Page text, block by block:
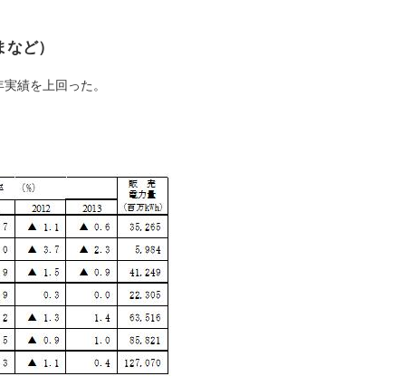
ど）
績を上回った。